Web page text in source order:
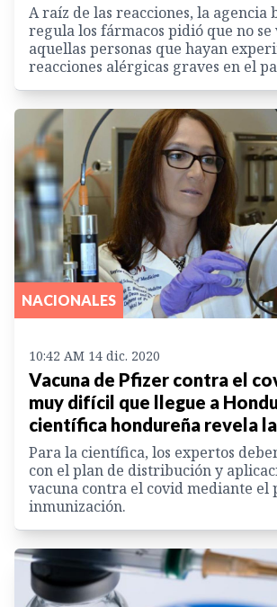
A raíz de las reacciones, la agencia
regula los fármacos pidió que no se
aquellas personas que hayan
reacciones alérgicas graves en el
NACIONALES
10:42 AM 14 dic. 2020
Vacuna de Pfizer contra el
muy difícil que llegue a
científica hondureña revela
Para la científica, los expertos
con el plan de distribución y
vacuna contra el covid mediante el
inmunización.